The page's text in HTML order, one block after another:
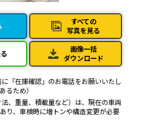
すべての
写真を見る
画像一括
ダウンロード
「在庫確認」のお電話をお願いいたし
るため）
、重量、積載量など）は、現在の車両
り、車検時に増トンや構造変更が必要